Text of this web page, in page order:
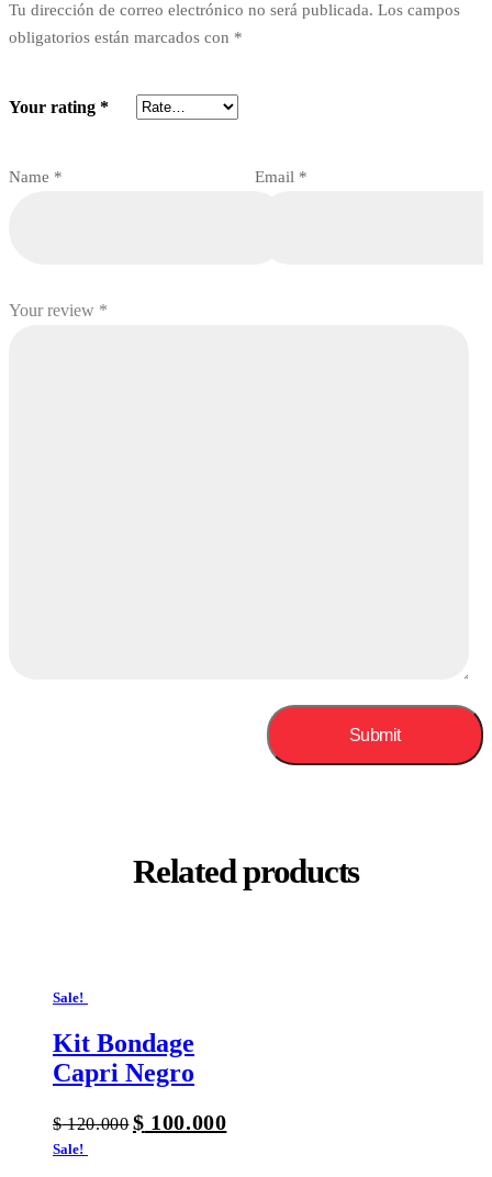
Tu dirección de correo electrónico no será publicada. Los campos
obligatorios están marcados con *
Name * Email *
Your rating *
Your review *
Related products
Sale!
Kit Bondage
Capri Negro
$120.000 $ 100.000
Sale!